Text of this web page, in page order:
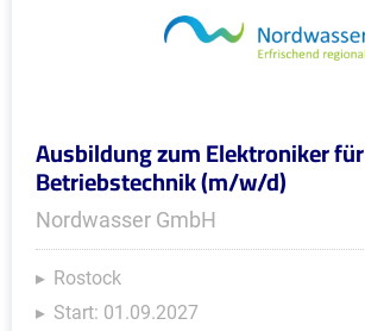
Ausbildung zum Elektroniker für
Betriebstechnik (m/w/d)
Nordwasser GmbH
Rostock
Start: 01.09.2027